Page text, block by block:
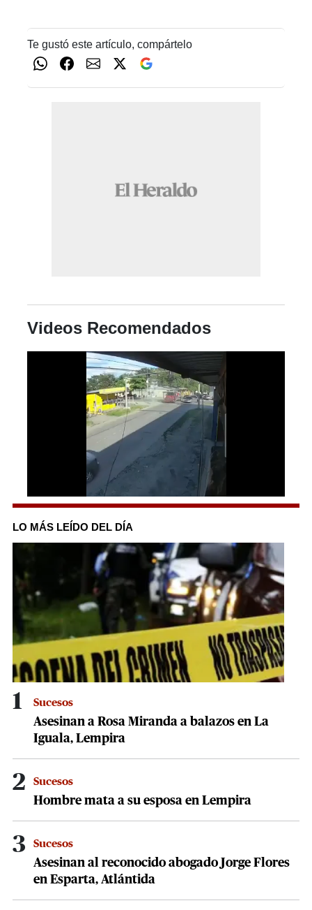
Te gustó este artículo, compártelo
Videos Recomendados
0
of
30
seconds
LO MÁS LEÍDO DEL DÍA
1 Sucesos
Asesinan a Rosa Miranda a balazos en La
Iguala, Lempira
2 Sucesos
Hombre mata a su esposa en Lempira
3 Sucesos
Asesinan al reconocido abogado Jorge Flores
en Esparta, Atlántida